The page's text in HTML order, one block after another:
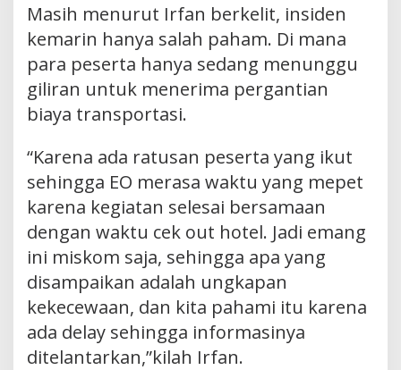
Masih menurut Irfan berkelit, insiden
kemarin hanya salah paham. Di mana
para peserta hanya sedang menunggu
giliran untuk menerima pergantian
biaya transportasi.
“Karena ada ratusan peserta yang ikut
sehingga EO merasa waktu yang mepet
karena kegiatan selesai bersamaan
dengan waktu cek out hotel. Jadi emang
ini miskom saja, sehingga apa yang
disampaikan adalah ungkapan
kekecewaan, dan kita pahami itu karena
ada delay sehingga informasinya
ditelantarkan,”kilah Irfan.